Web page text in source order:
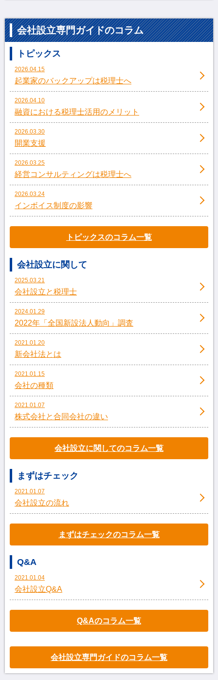
会社設立専門ガイドのコラム
トピックス
2026.04.15
起業家のバックアップは税理士へ
2026.04.10
融資における税理士活用のメリット
2026.03.30
開業支援
2026.03.25
経営コンサルティングは税理士へ
2026.03.24
インボイス制度の影響
トピックスのコラム一覧
会社設立に関して
2025.03.21
会社設立と税理士
2024.01.29
2022年「全国新設法人動向」調査
2021.01.20
新会社法とは
2021.01.15
会社の種類
2021.01.07
株式会社と合同会社の違い
会社設立に関してのコラム一覧
まずはチェック
2021.01.07
会社設立の流れ
まずはチェックのコラム一覧
Q&A
2021.01.04
会社設立Q&A
Q&Aのコラム一覧
会社設立専門ガイドのコラム一覧